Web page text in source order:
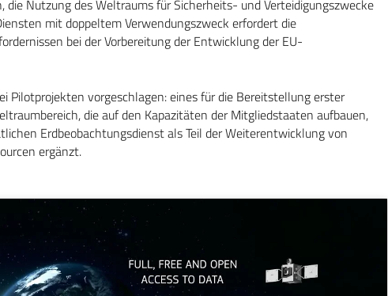
die Nutzung des Weltraums für Sicherheits- und Verteidigungszwecke
mit doppeltem Verwendungszweck erfordert die
bei der Vorbereitung der Entwicklung der EU-
Pilotprojekten vorgeschlagen: eines für die Bereitstellung erster
die auf den Kapazitäten der Mitgliedstaaten aufbauen,
Erdbeobachtungsdienst als Teil der Weiterentwicklung von
ergänzt.